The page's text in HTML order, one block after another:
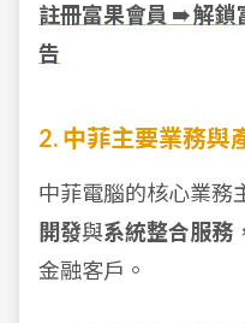
註冊富果會員 ➠ 解
告
2. 中菲主要業務與
中菲電腦的核心業務
開發與系統整合服務
金融客戶。